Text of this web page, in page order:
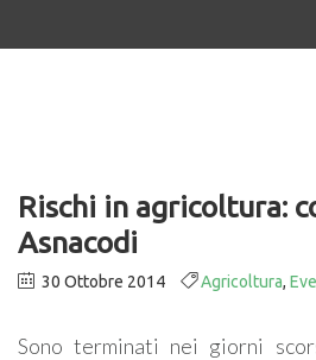
Rischi in agricoltura:
Asnacodi
30 Ottobre 2014 Agricoltura,
Sono terminati nei giorni